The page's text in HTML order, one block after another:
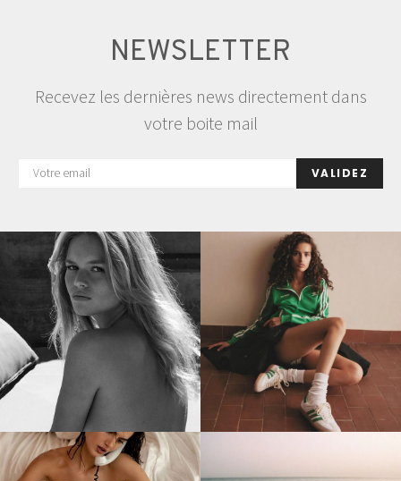
NEWSLETTER
Recevez les dernières news directement dans
votre boite mail
VALIDEZ